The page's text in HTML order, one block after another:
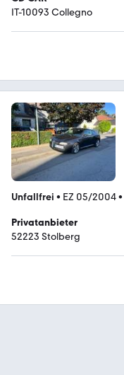
IT-10093 Collegno
Unfallfrei • EZ 05/2004•
Privatanbieter
52223 Stolberg